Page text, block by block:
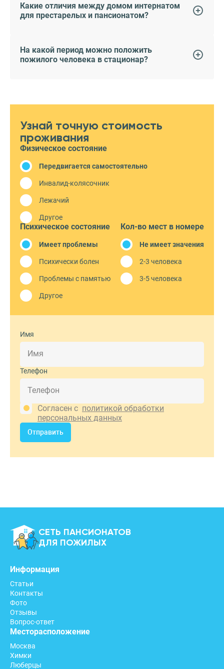
Какие отличия между домом интернатом
для престарелых и пансионатом?
На какой период можно положить
пожилого человека в стационар?
Узнай точную стоимость
проживания
Физическое состояние
Передвигается самостоятельно
Инвалид-колясочник
Лежачий
Другое
Психическое состояние
Имеет проблемы
Психически болен
Проблемы с памятью
Другое
Кол-во мест в номере
Не имеет значения
2-3 человека
3-5 человека
Имя
Телефон
Согласен с политикой обработки
персональных данных
Отправить
СЕТЬ ПАНСИОНАТОВ
ДЛЯ ПОЖИЛЫХ
Информация
Статьи
Контакты
Фото
Отзывы
Вопрос-ответ
Месторасположение
Москва
Химки
Люберцы